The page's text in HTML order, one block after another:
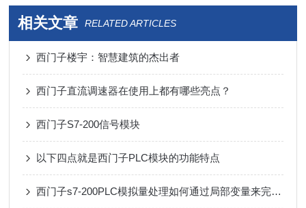
相关文章 RELATED ARTICLES
西门子楼宇：智慧建筑的杰出者
西门子直流调速器在使用上都有哪些亮点？
西门子S7-200信号模块
以下四点就是西门子PLC模块的功能特点
西门子s7-200PLC模拟量处理如何通过局部变量来完成?